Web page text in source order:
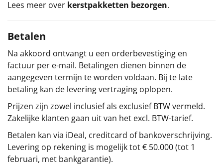
Lees meer over kerstpakketten bezorgen.
Betalen
Na akkoord ontvangt u een orderbevestiging en
factuur per e-mail. Betalingen dienen binnen de
aangegeven termijn te worden voldaan. Bij te late
betaling kan de levering vertraging oplopen.
Prijzen zijn zowel inclusief als exclusief BTW vermeld.
Zakelijke klanten gaan uit van het excl. BTW-tarief.
Betalen kan via iDeal, creditcard of bankoverschrijving.
Levering op rekening is mogelijk tot € 50.000 (tot 1
februari, met bankgarantie).